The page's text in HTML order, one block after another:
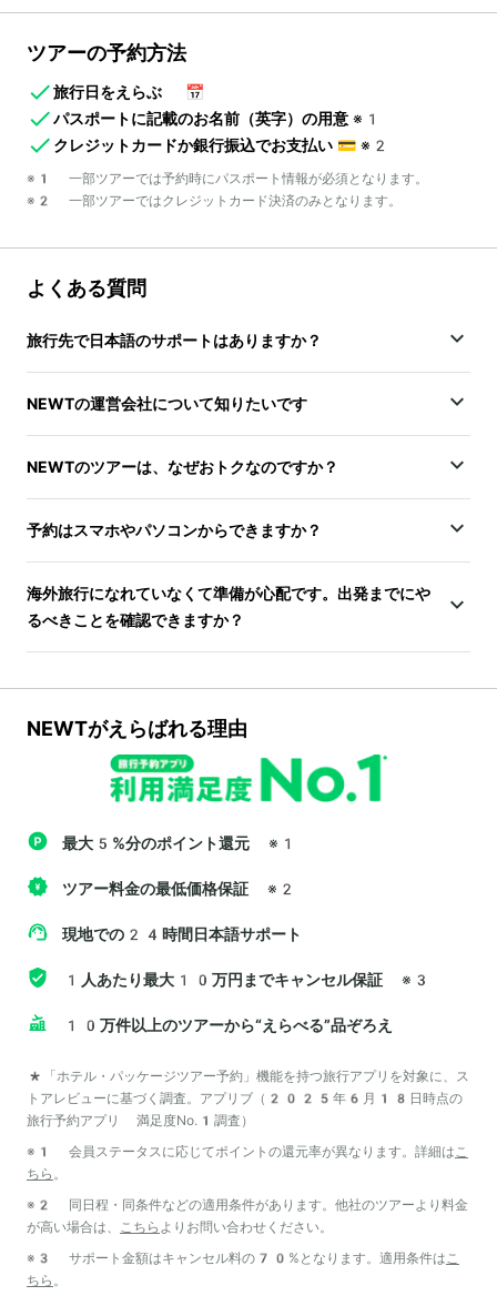
ツアーの予約方法
旅行日をえらぶ
📅
パスポートに記載のお名前（英字）の用意 ※1
クレジットカードか銀行振込でお支払い 💳 ※2
※1 一部ツアーでは予約時にパスポート情報が必須となります。
※2 一部ツアーではクレジットカード決済のみとなります。
よくある質問
旅行先で日本語のサポートはありますか？
NEWTの運営会社について知りたいです
NEWTのツアーは、なぜおトクなのですか？
予約はスマホやパソコンからできますか？
海外旅行になれていなくて準備が心配です。出発までにや
るべきことを確認できますか？
NEWTがえらばれる理由
最大5%分のポイント還元 ※1
ツアー料金の最低価格保証 ※2
現地での24時間日本語サポート
1人あたり最大10万円までキャンセル保証 ※3
10万件以上のツアーから“えらべる”品ぞろえ
*「ホテル・パッケージツアー予約」機能を持つ旅行アプリを対象に、ス
トアレビューに基づく調査。アプリブ（2025年6月18日時点の
旅行予約アプリ 満足度No.1調査）
※1 会員ステータスに応じてポイントの還元率が異なります。詳細はこ
ちら 。
※2 同日程・同条件などの適用条件があります。他社のツアーより料金
が高い場合は、 こちら よりお問い合わせください。
※3 サポート金額はキャンセル料の70%となります。適用条件はこ
ちら 。